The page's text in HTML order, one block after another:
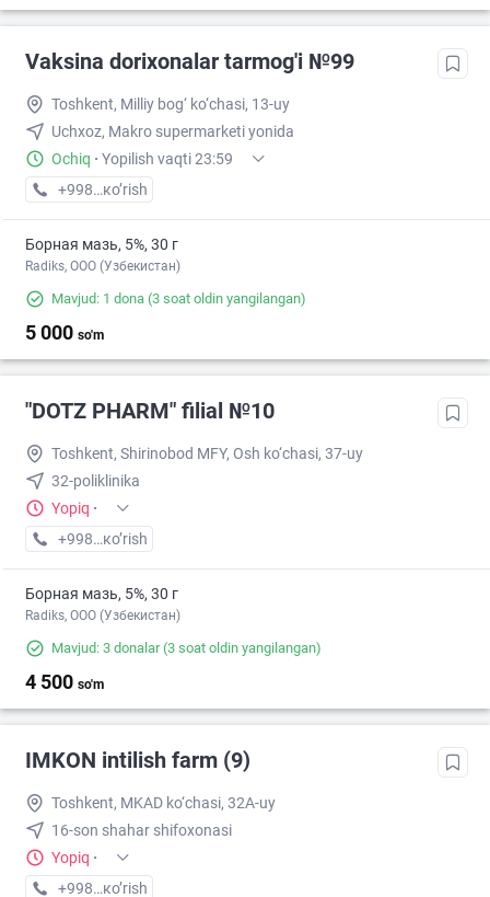
Vaksina dorixonalar tarmog'i №99
Toshkent, Milliy bog‘ ko‘chasi, 13-uy
Uchxoz, Makro supermarketi yonida
Ochiq · Yopilish vaqti 23:59
+998 (77) XXX-XX-XX
кo’rish
Борная мазь, 5%, 30 г
Radiks, ООО (Узбекистан)
Mavjud: 1 dona (3 soat oldin yangilangan)
5 000 so'm
"DOTZ PHARM" filial №10
Toshkent, Shirinobod MFY, Osh ko‘chasi, 37-uy
32-poliklinika
Yopiq ·
+998 (77) XXX-XX-XX
кo’rish
Борная мазь, 5%, 30 г
Radiks, ООО (Узбекистан)
Mavjud: 3 donalar(3 soat oldin yangilangan)
4 500 so'm
IMKON intilish farm (9)
Toshkent, MKAD ko‘chasi, 32A-uy
16-son shahar shifoxonasi
Yopiq ·
+998 (93) XXX-XX-XX
кo’rish